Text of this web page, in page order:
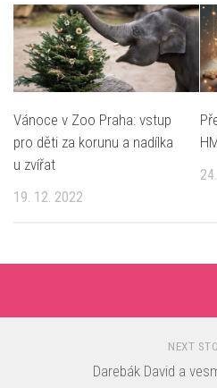
Vánoce v Zoo Praha: vstup
pro děti za korunu a nadílka
u zvířat
19. 12. 2022
NEXT
Darebák David a